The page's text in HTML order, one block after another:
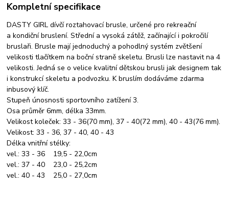
Kompletní specifikace
DASTY GIRL dívčí roztahovací brusle, určené pro rekreační
a kondiční bruslení. Střední a vysoká zátěž, začínající i pokročilí
bruslaři. Brusle mají jednoduchý a pohodlný systém zvětšení
velikosti tlačítkem na boční straně skeletu. Brusli lze nastavit na 4
velikosti. Jedná se o velice kvalitní dětskou brusli jak designem tak
i konstrukcí skeletu a podvozku. K bruslím dodáváme zdarma
inbusový klíč.
Stupeň únosnosti sportovního zatížení 3.
Osa průměr 6mm, délka 33mm.
Velikost koleček: 33 - 36(70 mm), 37 - 40(72 mm), 40 - 43(76 mm).
Velikost: 33 - 36, 37 - 40, 40 - 43
Délka vnitřní stélky:
vel.: 33 - 36 19,5 - 22,0cm
vel.: 37 - 40 23,0 - 25,2cm
vel.: 40 - 43 25,0 - 27,0cm